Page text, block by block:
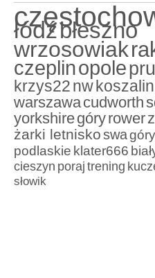
łódźbłeszno
wrzosowiak
czeplinopole
krzys22nwkoszalin
warszawacudworth
yorkshiregóryrower
żarki letniskoswa
podlaskie klater666
cieszyn poraj trening
słowik